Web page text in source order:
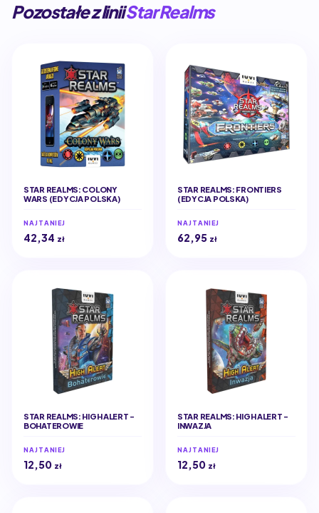
Pozostałe z liniiStar Realms
STAR REALMS: COLONY
WARS (EDYCJA POLSKA)
NAJTANIEJ
42,34 zł
STAR REALMS: FRONTIERS
(EDYCJA POLSKA)
NAJTANIEJ
62,95 zł
STAR REALMS: HIGH ALERT -
BOHATEROWIE
NAJTANIEJ
12,50 zł
STAR REALMS: HIGH ALERT -
INWAZJA
NAJTANIEJ
12,50 zł